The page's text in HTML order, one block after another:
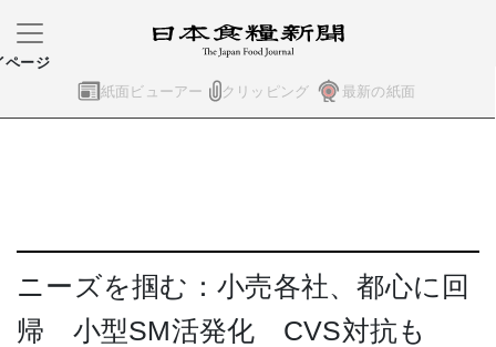
紙面ビューアー クリッピング 最新の紙面
ページ
ニーズを掴む：小売各社、都心に回
帰 小型SM活発化 CVS対抗も